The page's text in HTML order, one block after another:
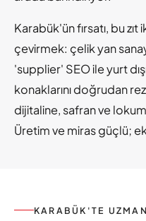
Karabük'ün fırsatı, bu
çevirmek: çelik yan
'supplier' SEO ile yurt
konaklarını doğrudan
dijitaline, safran ve
Üretim ve miras güçlü;
KARABÜK'TE